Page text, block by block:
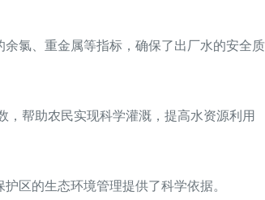
氯、重金属等指标，确保了出厂水的安全质
帮助农民实现科学灌溉，提高水资源利用
区的生态环境管理提供了科学依据。